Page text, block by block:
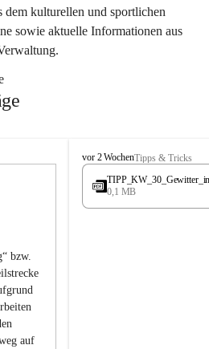
dem kulturellen und sportlichen
sowie aktuelle Informationen aus
bzw.
auf
L
a
e
vor 2 WochenTipps & Tricks
0,1 MB